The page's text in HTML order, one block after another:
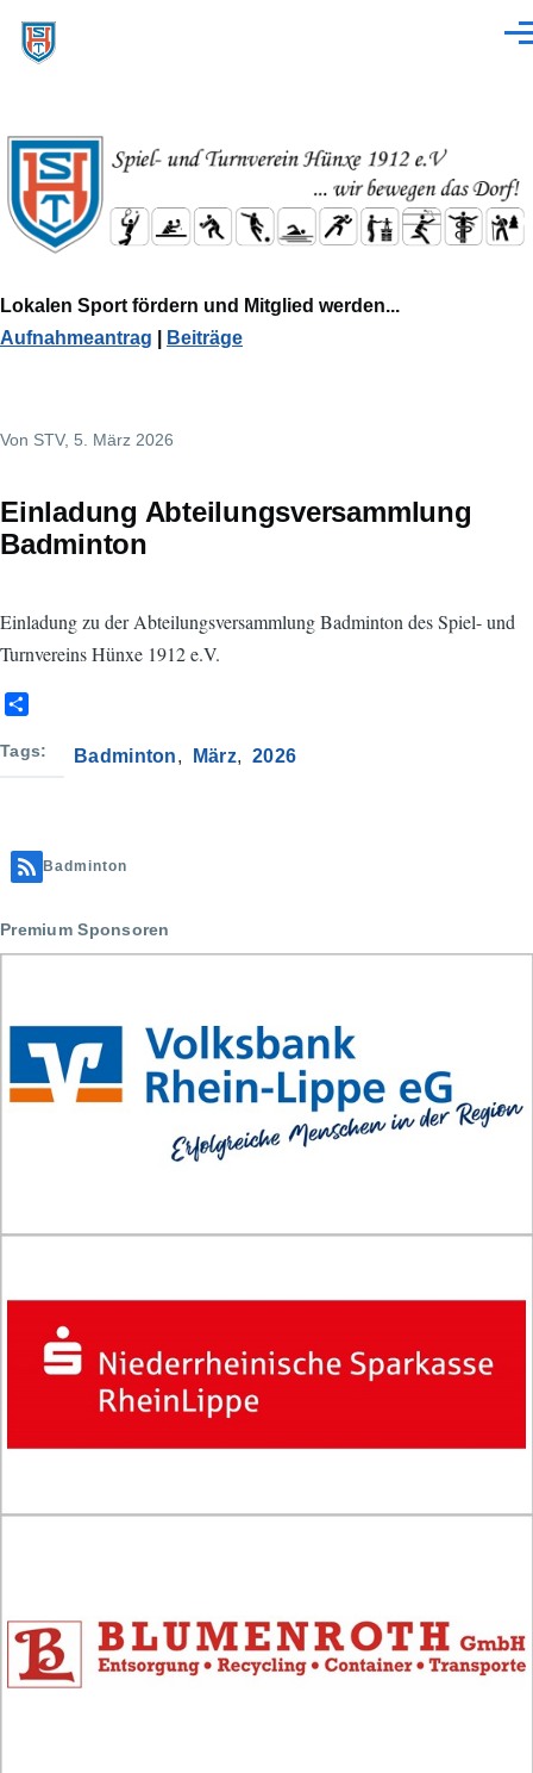
Lokalen Sport fördern und Mitglied werden...
Aufnahmeantrag
Beiträge
Von STV, 5. März 2026
Einladung Abteilungsversammlung
Badminton
Einladung zu der Abteilungsversammlung Badminton des Spiel- und
Turnvereins Hünxe 1912 e.V.
a
Tags Badminton März 2026
Badminton
Premium Sponsoren